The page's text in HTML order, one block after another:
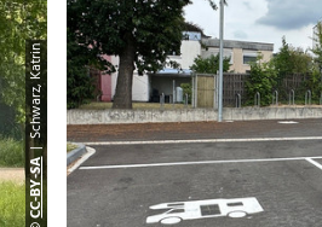
CC-BY-SA
| Schwarz, Katrin